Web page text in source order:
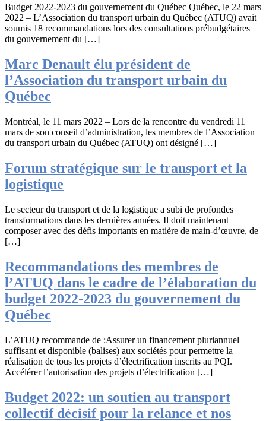
Budget 2022-2023 du gouvernement du Québec Québec, le 22 mars
2022 – L’Association du transport urbain du Québec (ATUQ) avait
soumis 18 recommandations lors des consultations prébudgétaires
du gouvernement du […]
Marc Denault élu président de
l’Association du transport urbain du
Québec
Montréal, le 11 mars 2022 – Lors de la rencontre du vendredi 11
mars de son conseil d’administration, les membres de l’Association
du transport urbain du Québec (ATUQ) ont désigné […]
Forum stratégique sur le transport et la
logistique
Le secteur du transport et de la logistique a subi de profondes
transformations dans les dernières années. Il doit maintenant
composer avec des défis importants en matière de main-d’œuvre, de
[…]
Recommandations des membres de
l’ATUQ dans le cadre de l’élaboration du
budget 2022-2023 du gouvernement du
Québec
L’ATUQ recommande de :Assurer un financement pluriannuel
suffisant et disponible (balises) aux sociétés pour permettre la
réalisation de tous les projets d’électrification inscrits au PQI.
Accélérer l’autorisation des projets d’électrification […]
Budget 2022: un soutien au transport
collectif décisif pour la relance et nos